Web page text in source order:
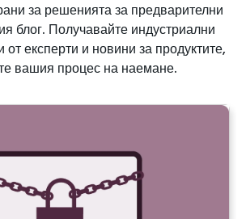
за решенията за предварителни
блог. Получавайте индустриални
от експерти и новини за продуктите,
вашия процес на наемане.